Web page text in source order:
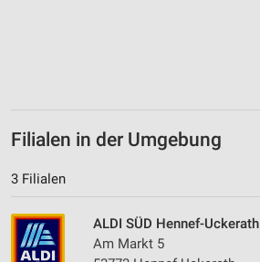
Filialen in der Umgebung
3 Filialen
ALDI SÜD Hennef-Uckerath
Am Markt 5